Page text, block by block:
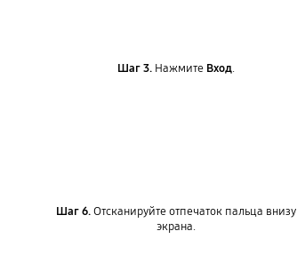
Шаг 3. Нажмите Вход.
Шаг 6.Отсканируйте отпечаток пальца внизу
экрана.